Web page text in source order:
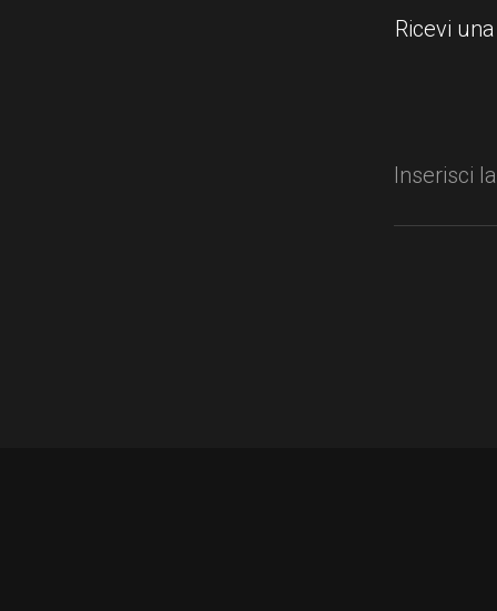
Ricevi